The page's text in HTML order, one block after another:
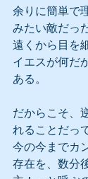
余りに簡単で
みたい敵だっ
遠くから目を
イエスが何だ
ある。
だからこそ、
れることだっ
今の今までカ
存在を、数分